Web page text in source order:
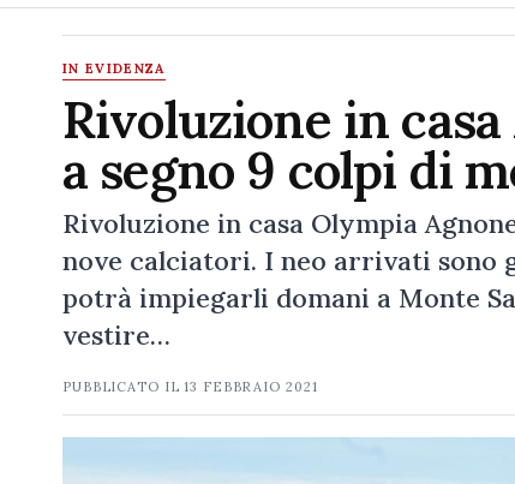
IN EVIDENZA
Rivoluzione in
a segno 9 colpi di
Rivoluzione in casa Olympia
nove calciatori. I neo arrivati sono
potrà impiegarli domani a Monte
vestire…
PUBBLICATO IL13 FEBBRAIO 2021